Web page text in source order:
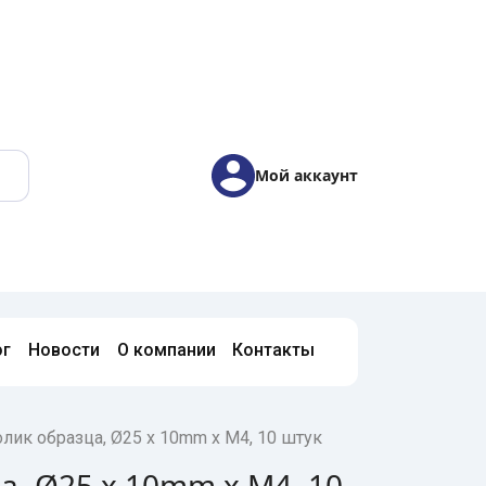
Мой аккаунт
Новости О компании Контакты
образца, Ø25 x 10mm x M4, 10 штук